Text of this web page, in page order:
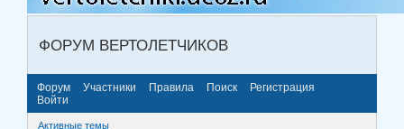
ФОРУМ ВЕРТОЛЕТЧИКОВ
Форум Участники Правила Поиск
Регистрация
Войти
Активные темы